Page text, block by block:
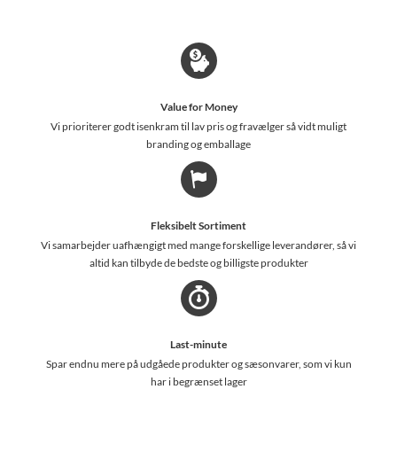
Value for Money
Vi prioriterer godt isenkram til lav pris og fravælger så vidt muligt
branding og emballage
Fleksibelt Sortiment
Vi samarbejder uafhængigt med mange forskellige leverandører, så vi
altid kan tilbyde de bedste og billigste produkter
Last-minute
Spar endnu mere på udgåede produkter og sæsonvarer, som vi kun
har i begrænset lager